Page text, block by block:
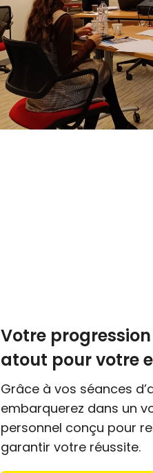
Votre
atout pour votre
Grâce à vos séances
embarquerez dans un
personnel conçu pour
garantir votre réussite.